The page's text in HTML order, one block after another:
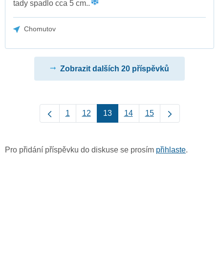
tady spadlo cca 5 cm..
Chomutov
Zobrazit dalších 20 příspěvků
1 12 13 14 15
Pro přidání příspěvku do diskuse se prosím přihlaste.